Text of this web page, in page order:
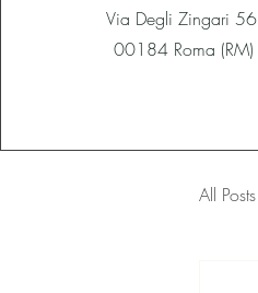
Via Degli Zingari 56
00184 Roma (RM)
All Posts